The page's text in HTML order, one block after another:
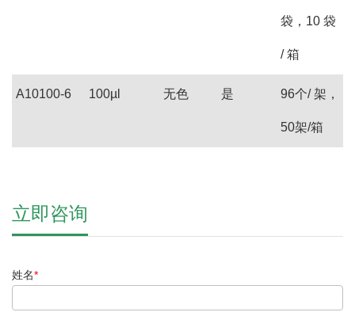
袋，10 袋
/ 箱
A10100-6 100µl 无色 是 96个/ 架，
50架/箱
立即咨询
姓名*